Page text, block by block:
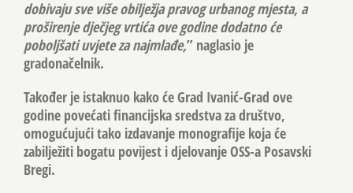
dobivaju sve više obilježja pravog urbanog mjesta, a
proširenje dječjeg vrtića ove godine dodatno će
poboljšati uvjete za najmlađe,” naglasio je
gradonačelnik.
Također je istaknuo kako će Grad Ivanić-Grad ove
godine povećati financijska sredstva za društvo,
omogućujući tako izdavanje monografije koja će
zabilježiti bogatu povijest i djelovanje OSS-a Posavski
Bregi.